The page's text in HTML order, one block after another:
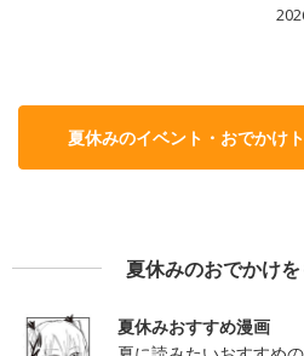
夏休みのイベント・おでかけ
夏休みのおでかけ
夏休みおすすめ漫画